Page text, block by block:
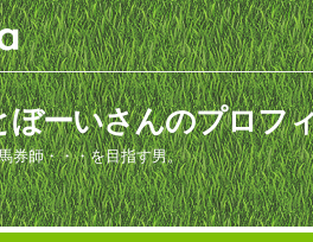
ぼーいさんのプロフ
券師・・・を目指す男。